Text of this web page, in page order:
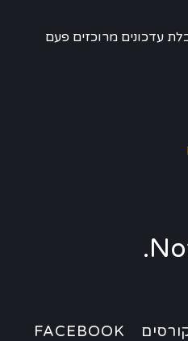
עדכונים מרוכזים פעם
FACEBOOK